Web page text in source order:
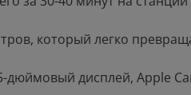
который легко
дюймовый дисплей, Apple